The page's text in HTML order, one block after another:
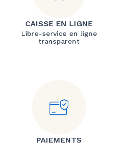
CAISSE EN LIGNE
Libre-service en ligne
transparent
PAIEMENTS